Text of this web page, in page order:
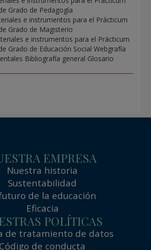
Grado de Pedagogía
e instrumentos para el Prácticum
Grado de Magisterio
e instrumentos para el Prácticum
Grado de Educación Social Webgrafía
Bibliografía general Glosario
EMPRESA
Nuestra historia
Sustentabilidad
de la educación
Eficacia
POLÍTICAS
de tratamiento de datos
Código de conducta